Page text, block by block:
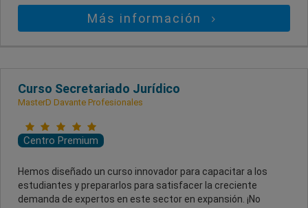
Más información
Curso Secretariado Jurídico
MasterD Davante Profesionales
Centro Premium
Hemos diseñado un curso innovador para capacitar a los
estudiantes y prepararlos para satisfacer la creciente
demanda de expertos en este sector en expansión. ¡No